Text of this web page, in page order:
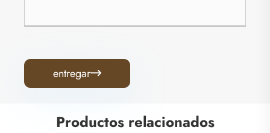
entregar
Productos relacionados